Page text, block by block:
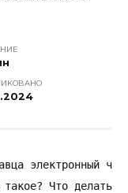
электронный
Что делать,